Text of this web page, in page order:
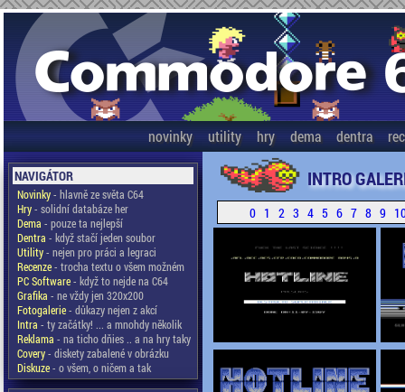
novinky utility hry dema dentra
NAVIGÁTOR
Novinky- hlavně ze světa C64
Hry- solidní databáze her
Dema - pouze ta nejlepší
Dentra - když stačí jeden soubor
Utility- nejen pro práci a legraci
Recenze- trocha textu o všem možném
PC Software- když to nejde na C64
Grafika - ne vždy jen 320x200
Fotogalerie- důkazy nejen z akcí
Intra - ty začátky! ... a mnohdy několik
Reklama - na ticho dňies .. a na hry taky
Covery- diskety zabalené v obrázku
Diskuze- o všem, o ničem a tak
INTRO
0 1 2 3 4 5 6 7 8 9